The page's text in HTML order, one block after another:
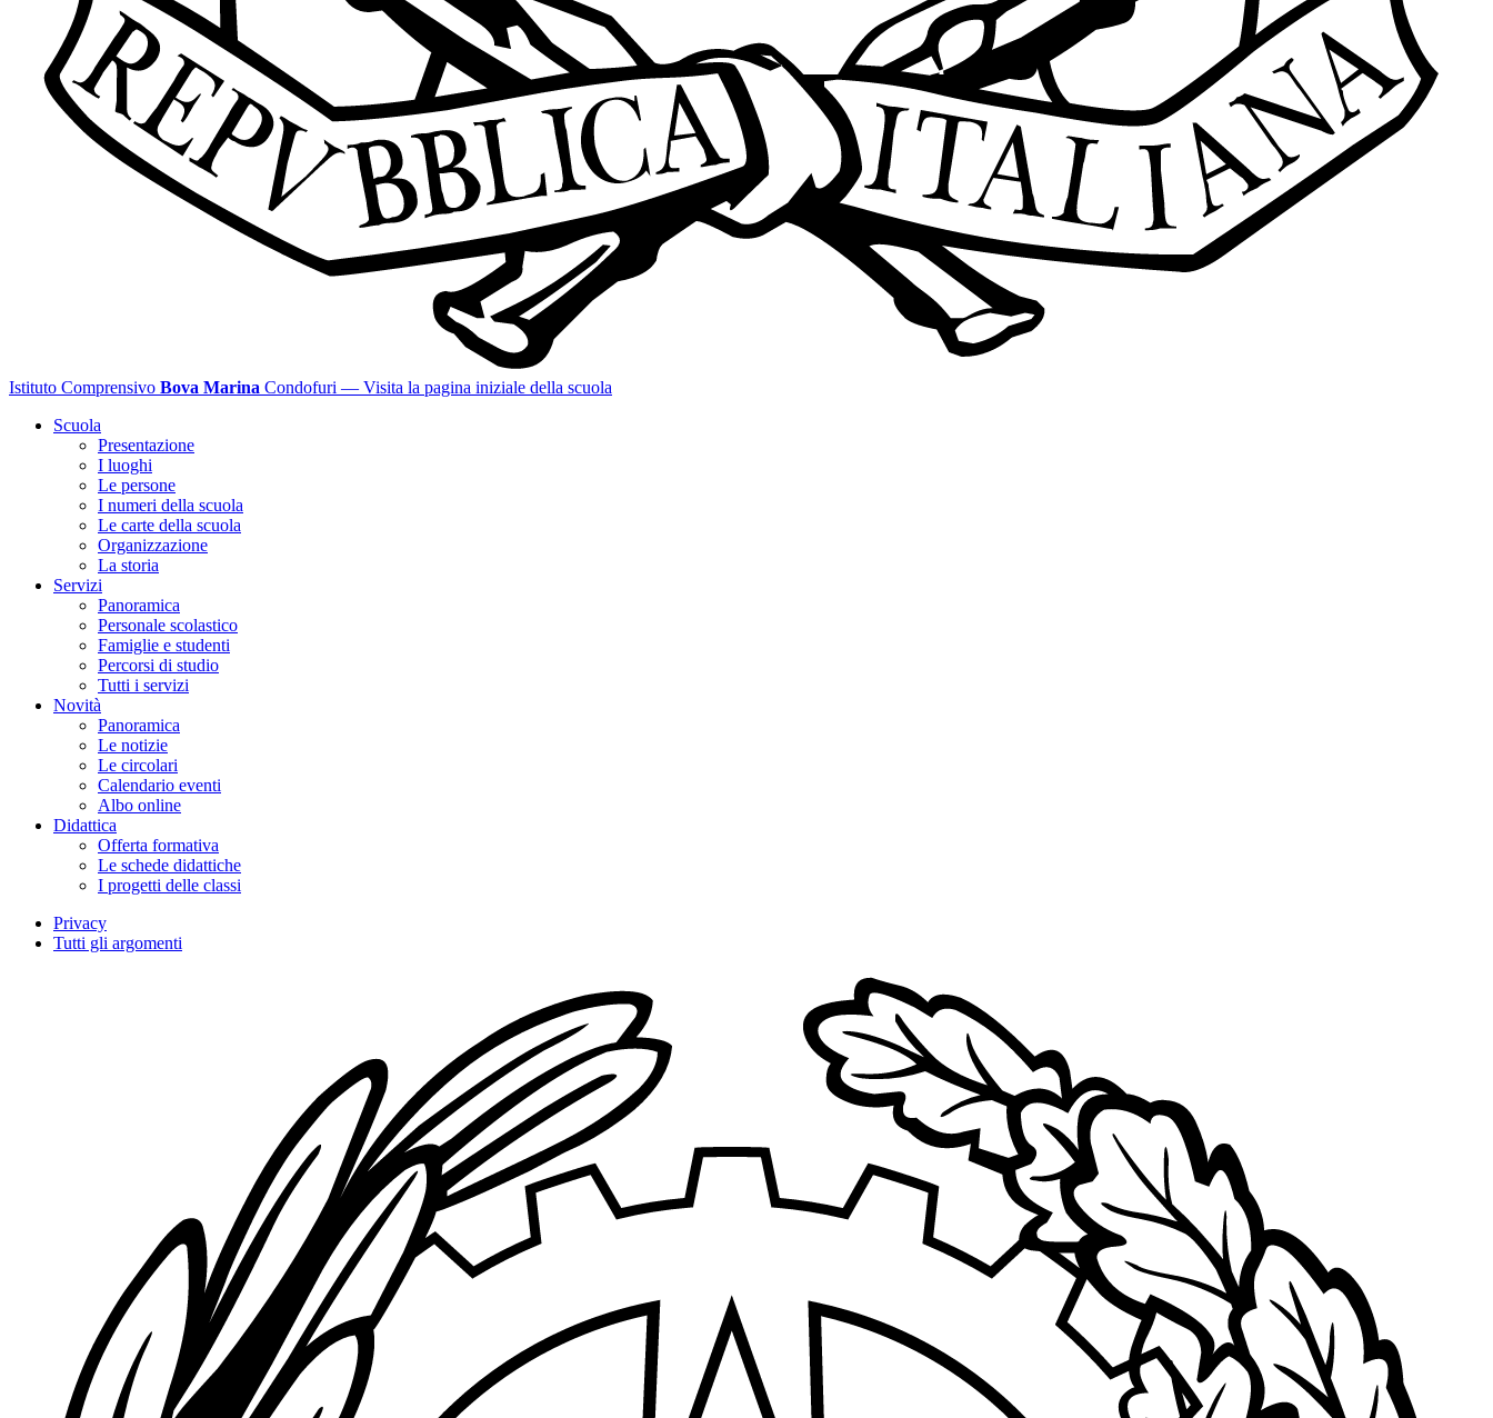
Istituto Comprensivo Bova Marina Condofuri — Visita la pagina iniziale della scuola
Scuola
Presentazione
I luoghi
Le persone
I numeri della scuola
Le carte della scuola
Organizzazione
La storia
Servizi
Panoramica
Personale scolastico
Famiglie e studenti
Percorsi di studio
Tutti i servizi
Novità
Panoramica
Le notizie
Le circolari
Calendario eventi
Albo online
Didattica
Offerta formativa
Le schede didattiche
I progetti delle classi
Privacy
Tutti gli argomenti